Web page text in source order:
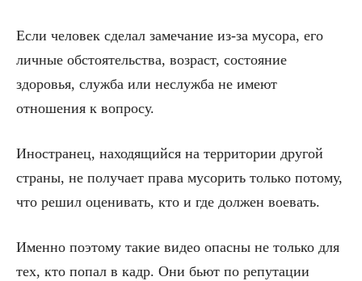
Если человек сделал замечание из-за мусора, его
личные обстоятельства, возраст, состояние
здоровья, служба или неслужба не имеют
отношения к вопросу.
Иностранец, находящийся на территории другой
страны, не получает права мусорить только потому,
что решил оценивать, кто и где должен воевать.
Именно поэтому такие видео опасны не только для
тех, кто попал в кадр. Они бьют по репутации